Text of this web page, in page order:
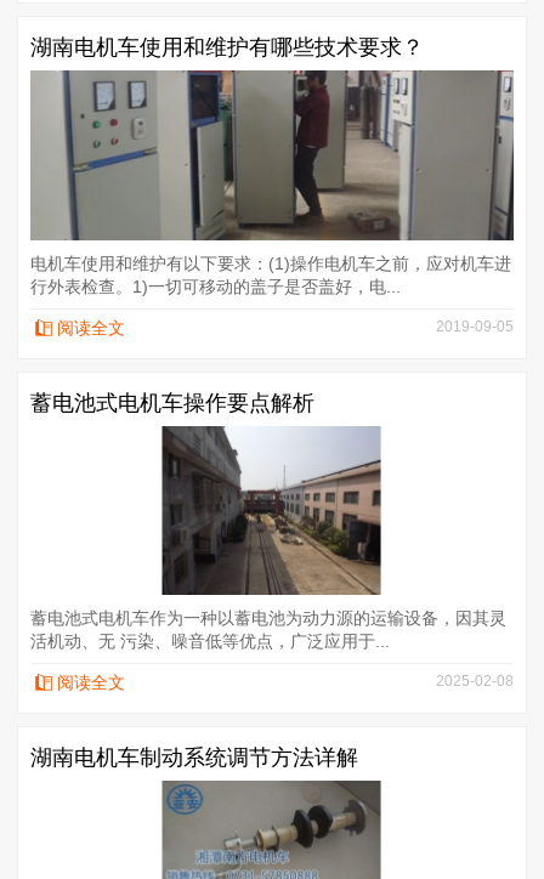
湖南电机车使用和维护有哪些技术要求？
电机车使用和维护有以下要求：(1)操作电机车之前，应对机车进
行外表检查。1)一切可移动的盖子是否盖好，电...
阅读全文 2019-09-05
蓄电池式电机车操作要点解析
蓄电池式电机车作为一种以蓄电池为动力源的运输设备，因其灵
活机动、无 污染、噪音低等优点，广泛应用于...
阅读全文 2025-02-08
湖南电机车制动系统调节方法详解